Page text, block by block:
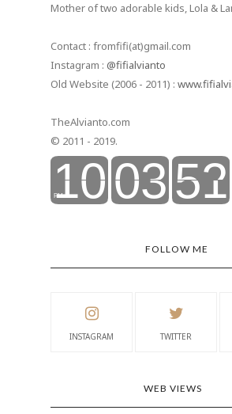
Mother of two adorable kids, Lola &
Contact : fromfifi(at)gmail.com
Instagram : @fifialvianto
Old Website (2006 - 2011) :
TheAlvianto.com
© 2011 - 2019.
FOLLOW ME
INSTAGRAM TWITTER
WEB VIEWS